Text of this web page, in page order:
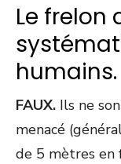
Le
humains.
FAUX. Ils ne
menacé
de 5 mètres en